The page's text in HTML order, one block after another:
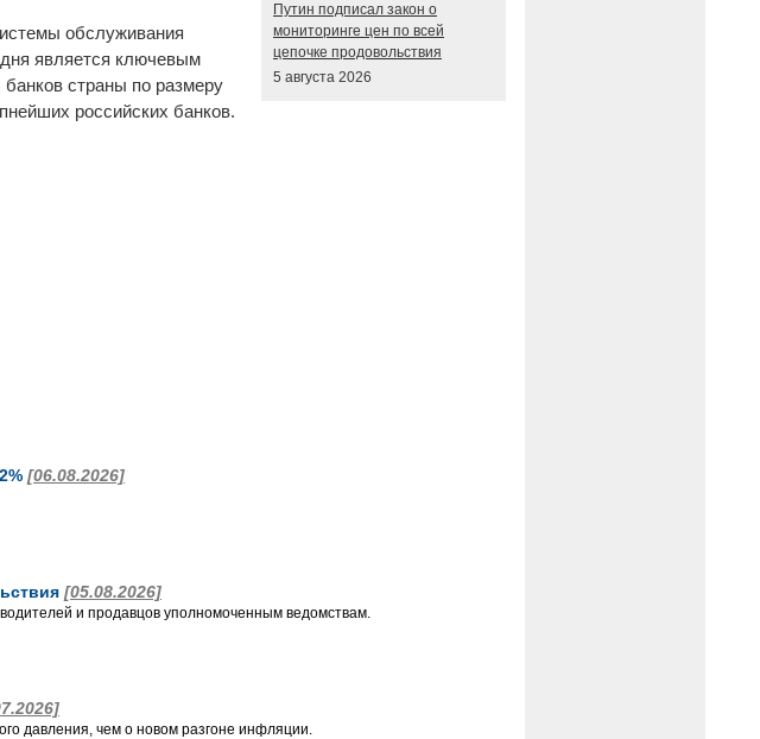
Путин подписал закон о
мониторинге цен по всей
цепочке продовольствия
5 августа 2026
обслуживания
является ключевым
страны по размеру
российских банков.
[06.08.2026]
[05.08.2026]
и продавцов уполномоченным ведомствам.
давления, чем о новом разгоне инфляции.